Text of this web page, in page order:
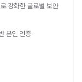
강화한 글로벌 보안
본인 인증